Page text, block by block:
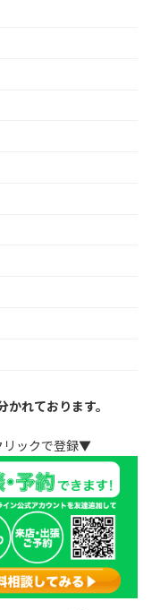
れております。
リックで登録▼